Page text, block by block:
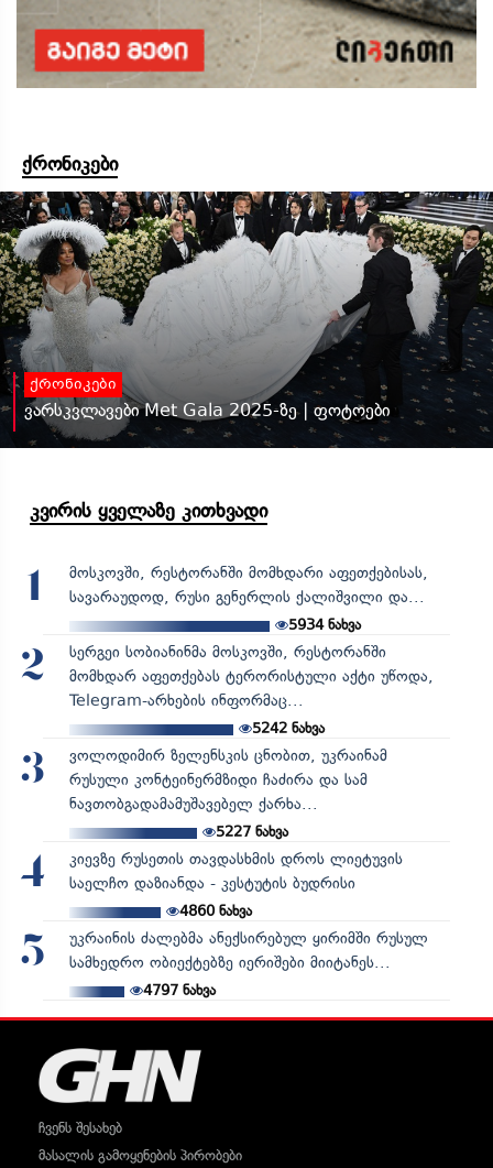
ქრონიკები
ქრონიკები
ვარსკვლავები Met Gala 2025-ზე | ფოტოები
კვირის ყველაზე კითხვადი
1
მოსკოვში, რესტორანში მომხდარი აფეთქებისას,
სავარაუდოდ, რუსი გენერლის ქალიშვილი და...
5934ნახვა
2
სერგეი სობიანინმა მოსკოვში, რესტორანში
მომხდარ აფეთქებას ტერორისტული აქტი უწოდა,
Telegram-არხების ინფორმაც...
5242ნახვა
3
ვოლოდიმირ ზელენსკის ცნობით, უკრაინამ
რუსული კონტეინერმზიდი ჩაძირა და სამ
ნავთობგადამამუშავებელ ქარხა...
5227ნახვა
4
კიევზე რუსეთის თავდასხმის დროს ლიეტუვის
საელჩო დაზიანდა - კესტუტის ბუდრისი
4860ნახვა
5
უკრაინის ძალებმა ანექსირებულ ყირიმში რუსულ
სამხედრო ობიექტებზე იერიშები მიიტანეს...
4797ნახვა
ჩვენს შესახებ
მასალის გამოყენების პირობები